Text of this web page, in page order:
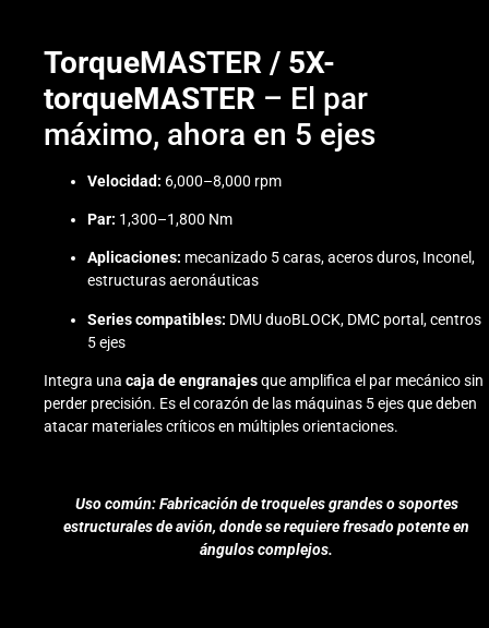
TorqueMASTER / 5X-
torqueMASTER – El par
máximo, ahora en 5 ejes
Velocidad: 6,000–8,000 rpm
Par: 1,300–1,800 Nm
Aplicaciones: mecanizado 5 caras, aceros duros, Inconel,
estructuras aeronáuticas
Series compatibles: DMU duoBLOCK, DMC portal, centros
5 ejes
Integra una caja de engranajesque amplifica el par mecánico sin
perder precisión. Es el corazón de las máquinas 5 ejes que deben
atacar materiales críticos en múltiples orientaciones.
Uso común: Fabricación de troqueles grandes o soportes
estructurales de avión, donde se requiere fresado potente en
ángulos complejos.